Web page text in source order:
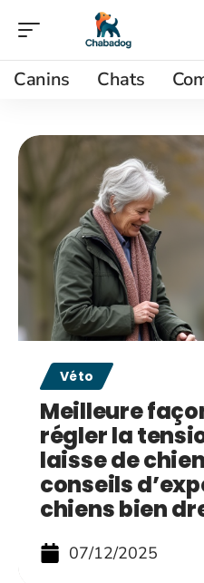
Canins Chats
Véto
Meilleure
régler la
laisse de
conseils
chiens bien
07/12/2025